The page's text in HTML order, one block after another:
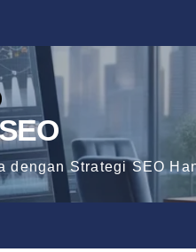
dengan Strategi SEO